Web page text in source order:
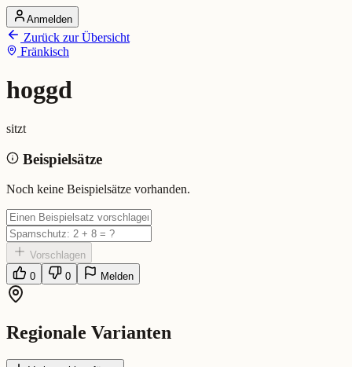
Startseite
Alle Dialekte
Dialekte vergleichen
Dialekt-Karte
Ranking
hoggd (Fränkisch)
Bedeutung:sitzt
Anmelden
Zurück zur Übersicht
Fränkisch
hoggd
sitzt
Beispielsätze
Noch keine Beispielsätze vorhanden.
Vorschlagen
0
0 Melden
Regionale Varianten